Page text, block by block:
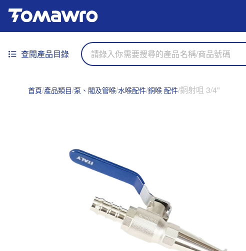
查閱產品目錄
首頁 產品類目 泵、閥及管喉 水喉配件 銅喉 配件 銅射咀 3/4"